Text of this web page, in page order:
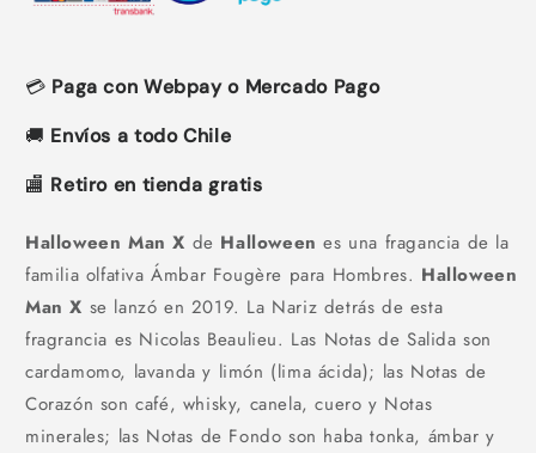
💳 Paga con Webpay o Mercado Pago
🚚 Envíos a todo Chile
🏬 Retiro en tienda gratis
Halloween Man X de Halloween es una fragancia de la
familia olfativa Ámbar Fougère para Hombres. Halloween
Man X se lanzó en 2019. La Nariz detrás de esta
fragrancia es Nicolas Beaulieu. Las Notas de Salida son
cardamomo, lavanda y limón (lima ácida); las Notas de
Corazón son café, whisky, canela, cuero y Notas
minerales; las Notas de Fondo son haba tonka, ámbar y